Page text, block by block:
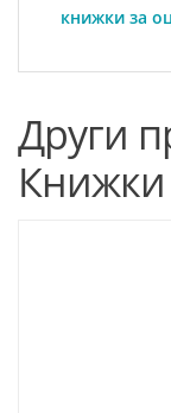
книжки за
Други
Книжки